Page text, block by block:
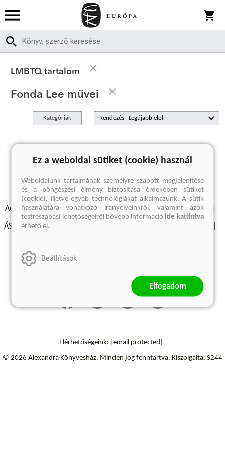
LMBTQ tartalom
Fonda Lee művei
Kategóriák Rendezés
A keresett kifejezésre nincs találat
Adatvédelmi szabályzatok Elállási felmondási nyilatkozat
ÁSZF - Vásárlási feltételek
Szállítási információk
Elérhetőségeink: [email protected]
© 2026 Alexandra Könyvesház. Minden jog fenntartva. Kiszolgálta: S244
Ez a weboldal sütiket (cookie) használ
Weboldalunk tartalmának személyre szabott megjelenítése
és a böngészési élmény biztosítása érdekében sütiket
(cookie), illetve egyéb technológiákat alkalmazunk. A sütik
használatára vonatkozó irányelveinkről, valamint azok
testreszabási lehetőségeiről bővebb információide kattintva
érhető el.
Beállítások
Elfogadom